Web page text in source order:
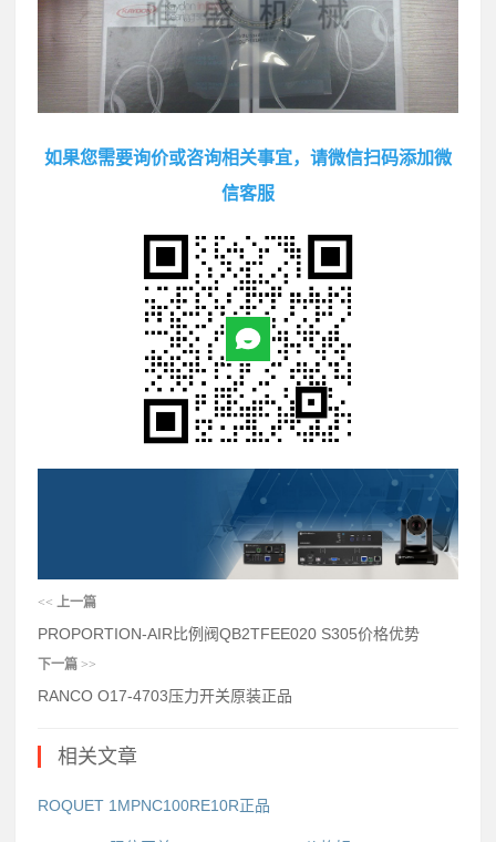
如果您需要询价或咨询相关事宜，请微信扫码添加微
信客服
<< 上一篇
PROPORTION-AIR比例阀QB2TFEE020 S305价格优势
下一篇 >>
RANCO O17-4703压力开关原装正品
相关文章
ROQUET 1MPNC100RE10R正品